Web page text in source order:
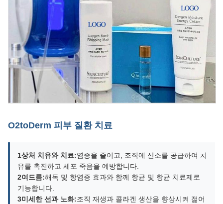
O2toDerm 피부 질환 치료
1상처 치유와 치료:염증을 줄이고, 조직에 산소를 공급하여 치
유를 촉진하고 세포 죽음을 예방합니다.
2여드름:해독 및 항염증 효과와 함께 항균 및 항균 치료제로
기능합니다.
3미세한 선과 노화:조직 재생과 콜라겐 생산을 향상시켜 젊어